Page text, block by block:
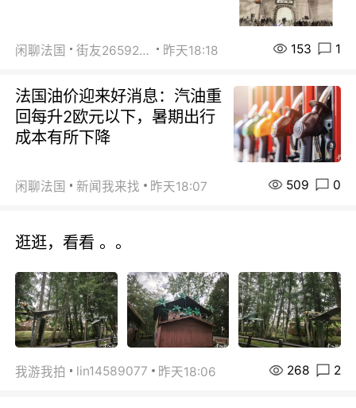
闲聊法国 街友26592800 昨天18:18 153 1
法国油价迎来好消息：汽油重
回每升2欧元以下，暑期出行
成本有所下降
闲聊法国 新闻我来找 昨天18:07 509 0
逛逛，看看 。。
我游我拍 lin14589077 昨天18:06 268 2